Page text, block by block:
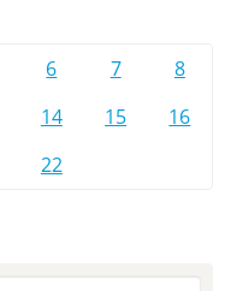
6 7
8
14 15
16
22